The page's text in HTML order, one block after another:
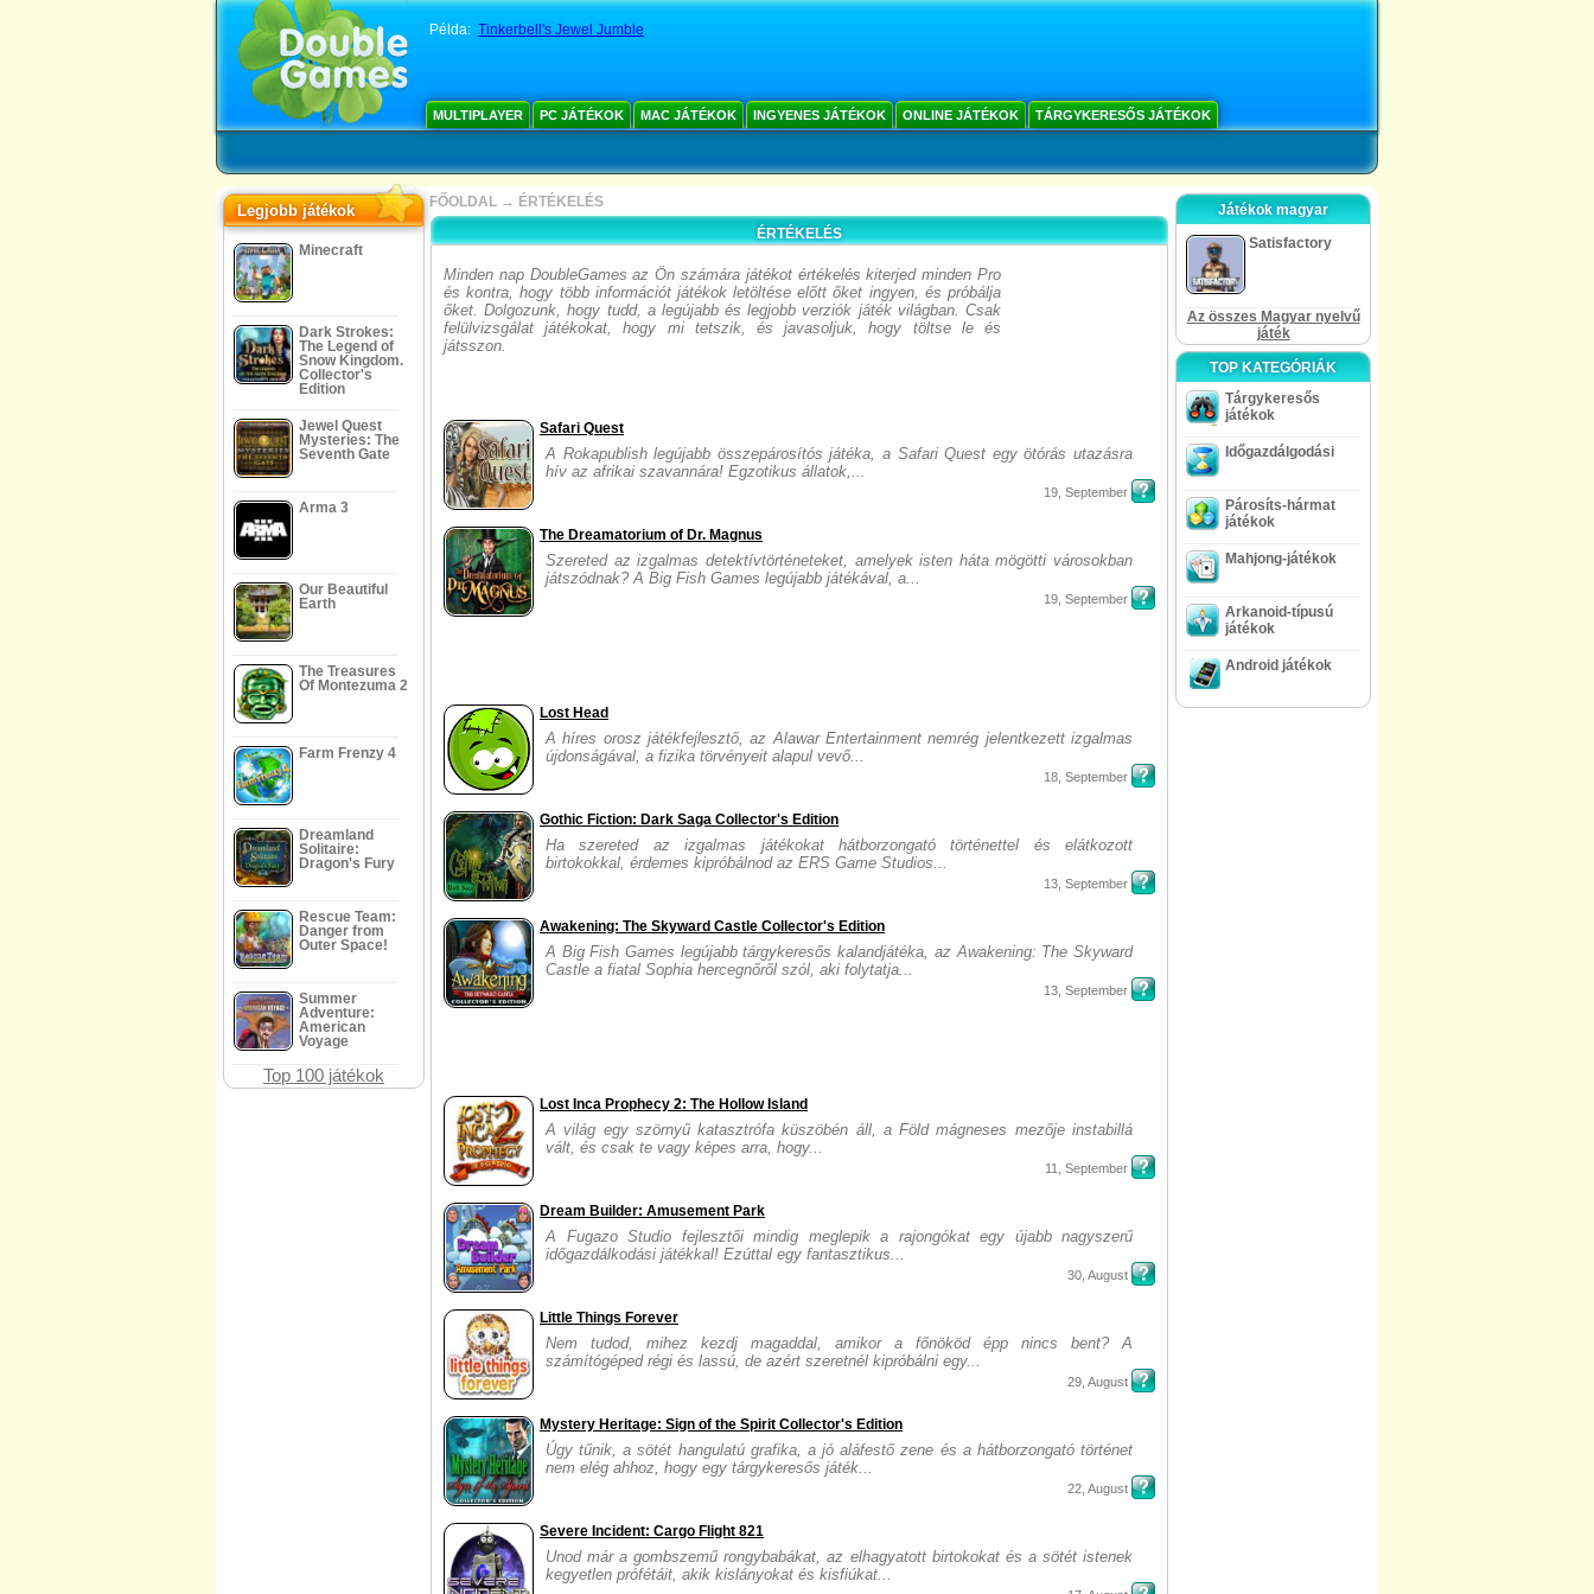
Példa: Tinkerbell's Jewel Jumble
MULTIPLAYER PC JÁTÉKOK MAC JÁTÉKOK INGYENES JÁTÉKOK ONLINE JÁTÉKOK TÁRGYKERESŐS JÁTÉKOK
Legjobb játékok
Minecraft
Dark Strokes:
The Legend of
Snow Kingdom.
Collector's
Edition
Jewel Quest
Mysteries: The
Seventh Gate
Arma 3
Our Beautiful
Earth
The Treasures
Of Montezuma 2
Farm Frenzy 4
Dreamland
Solitaire:
Dragon's Fury
Rescue Team:
Danger from
Outer Space!
Summer
Adventure:
American
Voyage
Top 100 játékok
FŐOLDAL → ÉRTÉKELÉS
ÉRTÉKELÉS
Minden nap DoubleGames az Ön számára játékot értékelés kiterjed minden Pro
és kontra, hogy több információt játékok letöltése előtt őket ingyen, és próbálja
őket. Dolgozunk, hogy tudd, a legújabb és legjobb verziók játék világban. Csak
felülvizsgálat játékokat, hogy mi tetszik, és javasoljuk, hogy töltse le és
játsszon.
Safari Quest
A Rokapublish legújabb összepárosítós játéka, a Safari Quest egy ötórás utazásra
hív az afrikai szavannára! Egzotikus állatok,...
19, September
The Dreamatorium of Dr. Magnus
Szereted az izgalmas detektívtörténeteket, amelyek isten háta mögötti városokban
játszódnak? A Big Fish Games legújabb játékával, a...
19, September
Lost Head
A híres orosz játékfejlesztő, az Alawar Entertainment nemrég jelentkezett izgalmas
újdonságával, a fizika törvényeit alapul vevő...
18, September
Gothic Fiction: Dark Saga Collector's Edition
Ha szereted az izgalmas játékokat hátborzongató történettel és elátkozott
birtokokkal, érdemes kipróbálnod az ERS Game Studios...
13, September
Awakening: The Skyward Castle Collector's Edition
A Big Fish Games legújabb tárgykeresős kalandjátéka, az Awakening: The Skyward
Castle a fiatal Sophia hercegnőről szól, aki folytatja...
13, September
Lost Inca Prophecy 2: The Hollow Island
A világ egy szörnyű katasztrófa küszöbén áll, a Föld mágneses mezője instabillá
vált, és csak te vagy képes arra, hogy...
11, September
Dream Builder: Amusement Park
A Fugazo Studio fejlesztői mindig meglepik a rajongókat egy újabb nagyszerű
időgazdálkodási játékkal! Ezúttal egy fantasztikus...
30, August
Little Things Forever
Nem tudod, mihez kezdj magaddal, amikor a főnököd épp nincs bent? A
számítógéped régi és lassú, de azért szeretnél kipróbálni egy...
29, August
Mystery Heritage: Sign of the Spirit Collector's Edition
Úgy tűnik, a sötét hangulatú grafika, a jó aláfestő zene és a hátborzongató történet
nem elég ahhoz, hogy egy tárgykeresős játék...
22, August
Severe Incident: Cargo Flight 821
Unod már a gombszemű rongybabákat, az elhagyatott birtokokat és a sötét istenek
kegyetlen prófétáit, akik kislányokat és kisfiúkat...
Játékok magyar
Satisfactory
Az összes Magyar nyelvű
játék
TOP KATEGÓRIÁK
Tárgykeresős
játékok
Időgazdálgodási
Párosíts-hármat
játékok
Mahjong-játékok
Arkanoid-típusú
játékok
Android játékok